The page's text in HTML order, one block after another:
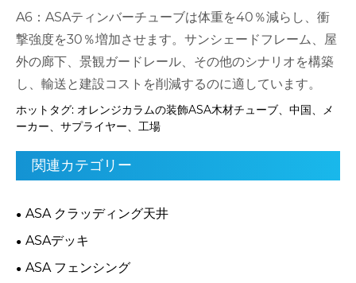
A6：ASAティンバーチューブは体重を40％減らし、衝
撃強度を30％増加させます。サンシェードフレーム、屋
外の廊下、景観ガードレール、その他のシナリオを構築
し、輸送と建設コストを削減するのに適しています。
ホットタグ: オレンジカラムの装飾ASA木材チューブ、中国、メ
ーカー、サプライヤー、工場
関連カテゴリー
ASA クラッディング天井
ASAデッキ
ASA フェンシング